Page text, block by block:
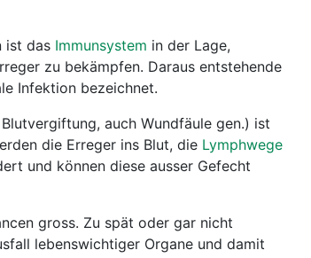
ist das Immunsystem in der Lage,
zu bekämpfen. Daraus entstehende
Infektion bezeichnet.
auch Wundfäule gen.) ist
die Erreger ins Blut, die Lymphwege
und können diese ausser Gefecht
gross. Zu spät oder gar nicht
lebenswichtiger Organe und damit